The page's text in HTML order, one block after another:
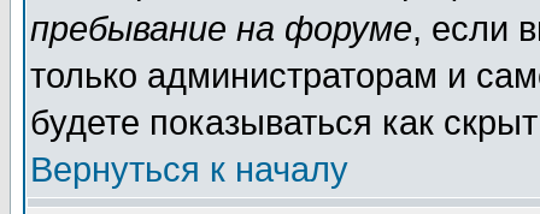
пребывание на форуме, если
только администраторам и
будете показываться как
Вернуться к началу